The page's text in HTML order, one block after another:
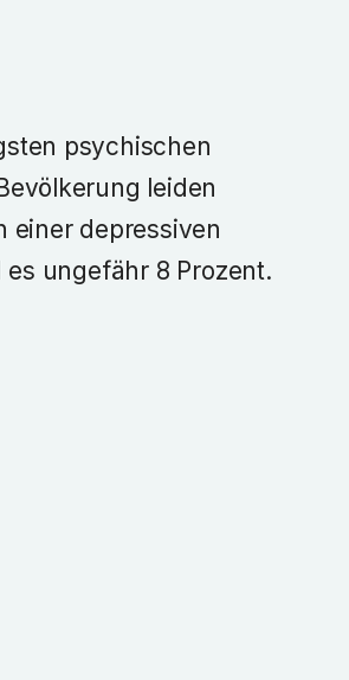
psychischen
leiden
einer depressiven
ungefähr 8 Prozent.